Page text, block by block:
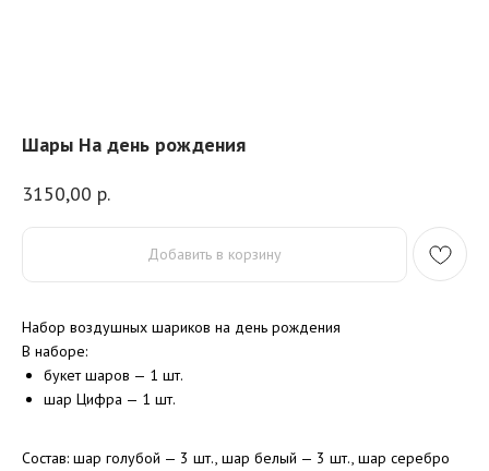
Шары На день рождения
3150,00 р.
Добавить в корзину
Набор воздушных шариков на день рождения
В наборе:
букет шаров — 1 шт.
шар Цифра — 1 шт.
Состав: шар голубой — 3 шт., шар белый — 3 шт., шар серебро